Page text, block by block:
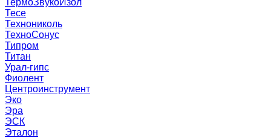
ТермоЗвукоИзол
Тесе
Технониколь
ТехноСонус
Типром
Титан
Урал-гипс
Фиолент
Центроинструмент
Эко
Эра
ЭСК
Эталон